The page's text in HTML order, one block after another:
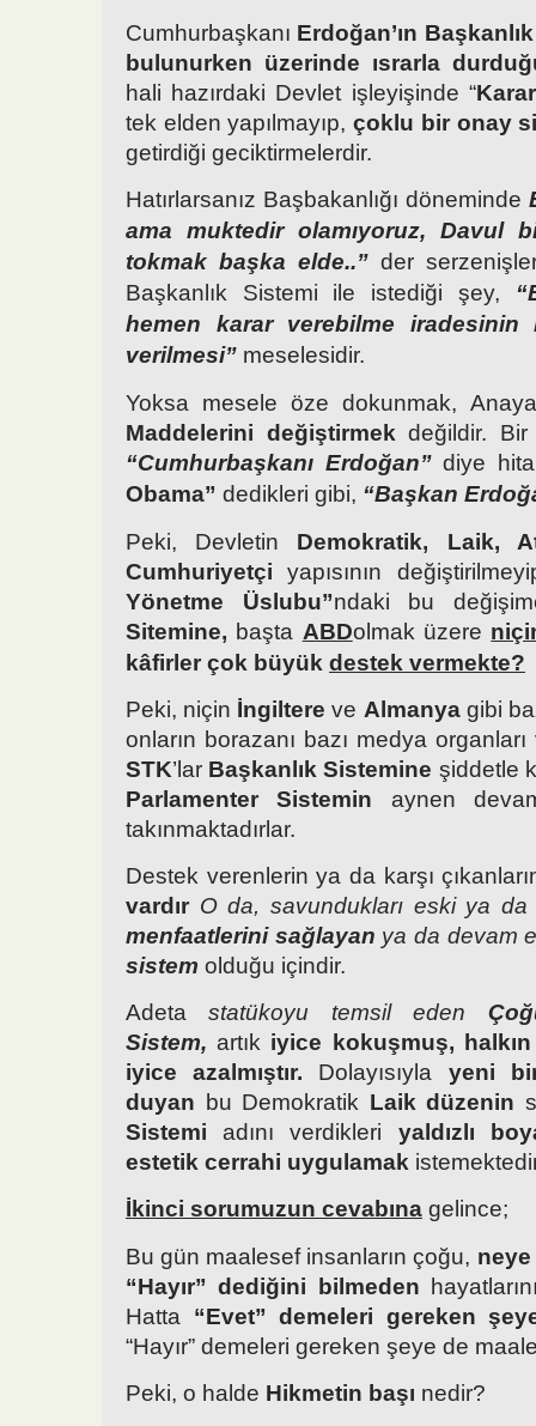
Cumhurbaşkanı Erdoğan’ın
bulunurken üzerinde ısrarla
hali hazırdaki Devlet işleyişinde “
tek elden yapılmayıp,çoklu bir onay
getirdiği geciktirmelerdir.
Hatırlarsanız Başbakanlığı döneminde
ama muktedir olamıyoruz, Davul
tokmak başka elde..” der
Başkanlık Sistemi ile istediği şey,
hemen karar verebilme iradesinin
verilmesi” meselesidir.
Yoksa mesele öze dokunmak,
Maddelerini değiştirmek değildir.
“Cumhurbaşkanı Erdoğan”diye
Obama” dedikleri gibi, “Başkan
Peki, Devletin Demokratik, Laik,
Cumhuriyetçi yapısının
Yönetme Üslubu”ndaki bu
Sitemine, başta ABDolmak üzere
kâfirler çok büyük destek vermekte?
Peki, niçin İngiltere ve Almanya gibi
onların borazanı bazı medya
STK’lar Başkanlık Sistemine şiddetle
Parlamenter Sistemin aynen
takınmaktadırlar.
Destek verenlerin ya da karşı
vardır O da, savundukları eski ya
menfaatlerini sağlayan ya da devam
sistem olduğu içindir.
Adetastatükoyu temsil eden
Sistem, artık iyice kokuşmuş,
iyice azalmıştır. Dolayısıyla yeni
duyan
bu Demokratik Laik düzenin
Sistemi adını verdikleri yaldızlı
estetik cerrahi uygulamak
İkinci sorumuzun cevabına gelince;
Bu gün maalesef insanların çoğu, neye
“Hayır” dediğini bilmeden
Hatta “Evet” demeleri gereken
“Hayır” demeleri gereken şeye de
Peki, o halde Hikmetin başı nedir?